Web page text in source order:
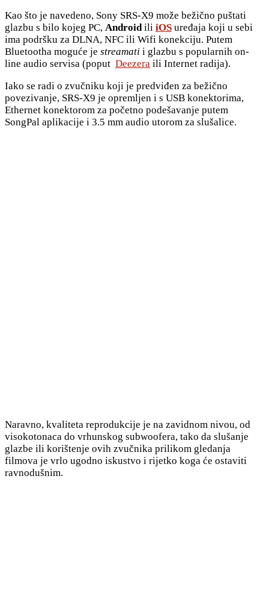
Kao što je navedeno, Sony SRS-X9 može bežično puštati
glazbu s bilo kojeg PC, Androidili iOS uređaja koji u sebi
ima podršku za DLNA, NFC ili Wifi konekciju. Putem
Bluetootha moguće je streamati i glazbu s popularnih on-
line audio servisa (poput Deezera ili Internet radija).
Iako se radi o zvučniku koji je predviđen za bežično
povezivanje, SRS-X9 je opremljen i s USB konektorima,
Ethernet konektorom za početno podešavanje putem
SongPal aplikacije i 3.5 mm audio utorom za slušalice.
Naravno, kvaliteta reprodukcije je na zavidnom nivou, od
visokotonaca do vrhunskog subwoofera, tako da slušanje
glazbe ili korištenje ovih zvučnika prilikom gledanja
filmova je vrlo ugodno iskustvo i rijetko koga će ostaviti
ravnodušnim.